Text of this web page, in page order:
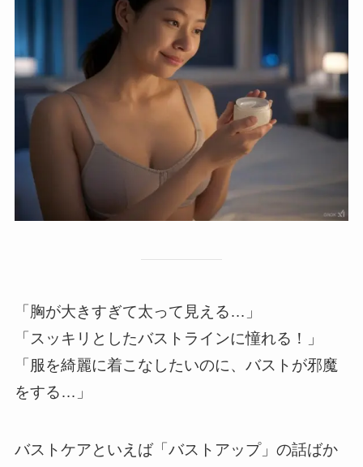
「胸が大きすぎて太って見える…」
「スッキリとしたバストラインに憧れる！」
「服を綺麗に着こなしたいのに、バストが邪魔
をする…」
バストケアといえば「バストアップ」の話ばか